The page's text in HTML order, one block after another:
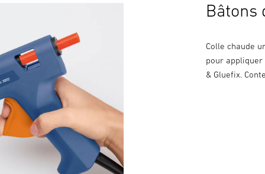
Bâtons
Colle chaude
pour appliquer
& Gluefix.